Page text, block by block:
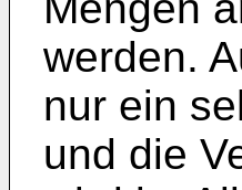
werden.
nur ein
und die